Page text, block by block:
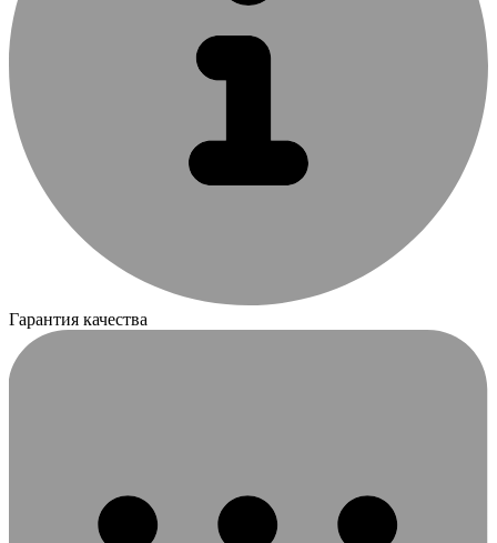
Гарантия качества